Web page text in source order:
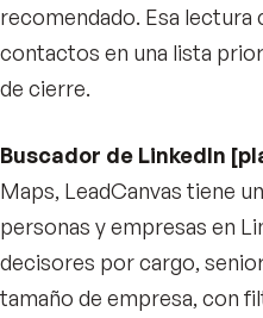
recomendado. Esa lectura
contactos en una lista
de cierre.
Buscador de LinkedIn
Maps, LeadCanvas tiene
personas y empresas en
decisores por cargo,
tamaño de empresa, con